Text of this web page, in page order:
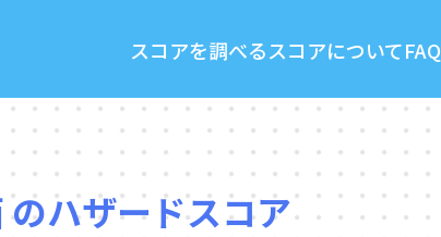
スコアを調べるスコアについてFAQ
ハザードスコア